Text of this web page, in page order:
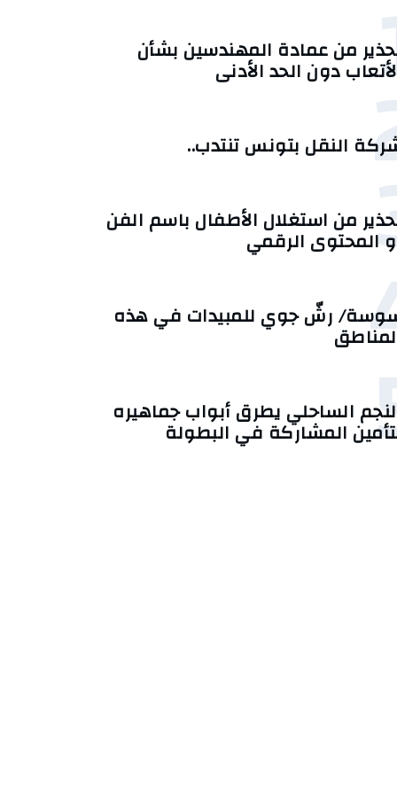
من عمادة المهندسين بشأن
دون الحد الأدنى
النقل بتونس تنتدب..
من استغلال الأطفال باسم الفن
المحتوى الرقمي
رشّ جوي للمبيدات في هذه
الساحلي يطرق أبواب جماهيره
المشاركة في البطولة